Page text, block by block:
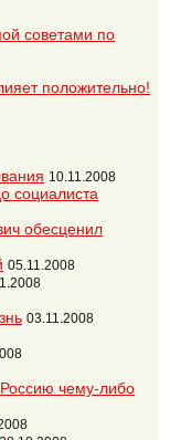
советами по
положительно!
10.11.2008
социалиста
обесценил
05.11.2008
03.11.2008
Россию чему-либо